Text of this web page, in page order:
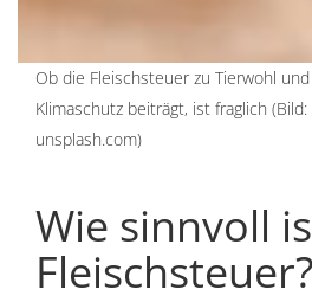
Ob die Fleischsteuer zu Tierwohl und
Klimaschutz beiträgt, ist fraglich (Bild:
unsplash.com)
Wie sinnvoll
Fleischsteuer?